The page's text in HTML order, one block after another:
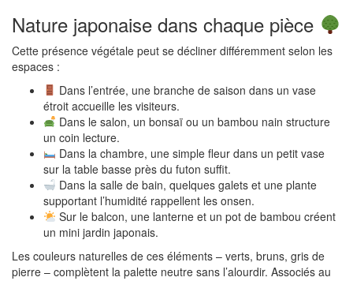
Nature japonaise dans chaque pièce
Cette présence végétale peut se décliner différemment selon les
espaces :
Dans l’entrée, une branche de saison dans un vase
étroit accueille les visiteurs.
Dans le salon, un bonsaï ou un bambou nain structure
un coin lecture.
Dans la chambre, une simple fleur dans un petit vase
sur la table basse près du futon suffit.
Dans la salle de bain, quelques galets et une plante
supportant l’humidité rappellent les onsen.
Sur le balcon, une lanterne et un pot de bambou créent
un mini jardin japonais.
Les couleurs naturelles de ces éléments – verts, bruns, gris de
pierre – complètent la palette neutre sans l’alourdir. Associés au